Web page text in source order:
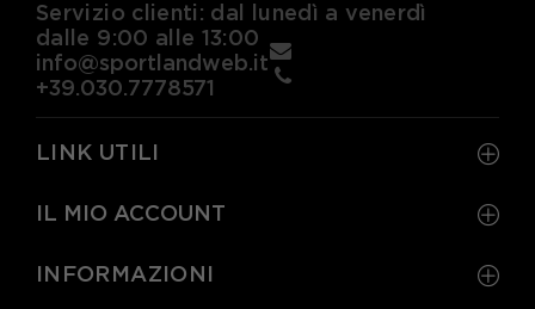
Servizio clienti: dal lunedì a venerdì
dalle 9:00 alle 13:00
info@sportlandweb.it
+39.030.7778571
LINK UTILI
IL MIO ACCOUNT
INFORMAZIONI